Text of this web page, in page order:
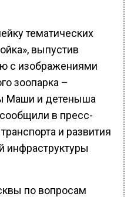
тематических
выпустив
с изображениями
зоопарка –
Маши и детеныша
в пресс-
и развития
инфраструктуры
по вопросам